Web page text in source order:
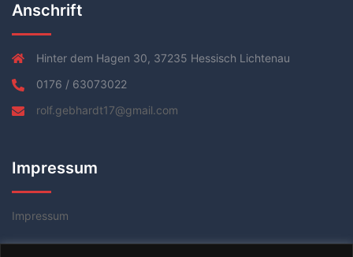
Anschrift
Hinter dem Hagen 30, 37235 Hessisch Lichtenau
0176 / 63073022
rolf.gebhardt17@gmail.com
Impressum
Impressum